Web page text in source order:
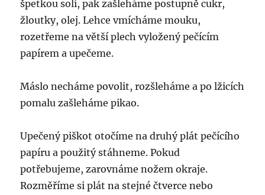
špetkou soli, pak zašleháme postupně cukr,
žloutky, olej. Lehce vmícháme mouku,
rozetřeme na větší plech vyložený pečícím
papírem a upečeme.
Máslo necháme povolit, rozšleháme a po lžicích
pomalu zašleháme pikao.
Upečený piškot otočíme na druhý plát pečícího
papíru a použitý stáhneme. Pokud
potřebujeme, zarovnáme nožem okraje.
Rozměříme si plát na stejné čtverce nebo